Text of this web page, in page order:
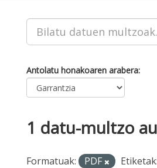
Antolatu honakoaren arabera
1 datu-multzo
Formatuak: PDF
Etiketak: